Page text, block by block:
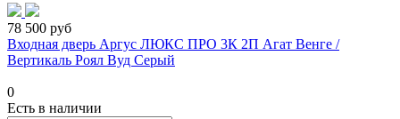
78 500 руб
Входная дверь Аргус ЛЮКС ПРО 3К 2П Агат Венге /
Вертикаль Роял Вуд Серый
0
Есть в наличии